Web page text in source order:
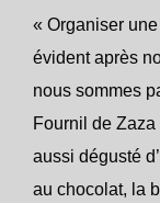
« Organiser
évident après
nous sommes
Fournil de
aussi dégusté
au chocolat, la